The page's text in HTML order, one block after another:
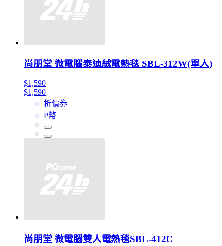
尚朋堂 微電腦泰迪絨電熱毯 SBL-312W(單人)
$1,590
$1,590
折價券
P幣
尚朋堂 微電腦雙人電熱毯SBL-412C